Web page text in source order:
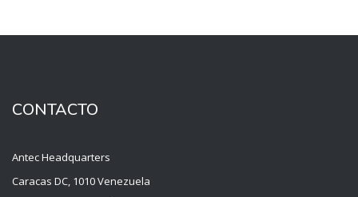
CONTACTO
Antec Headquarters
Caracas DC, 1010 Venezuela